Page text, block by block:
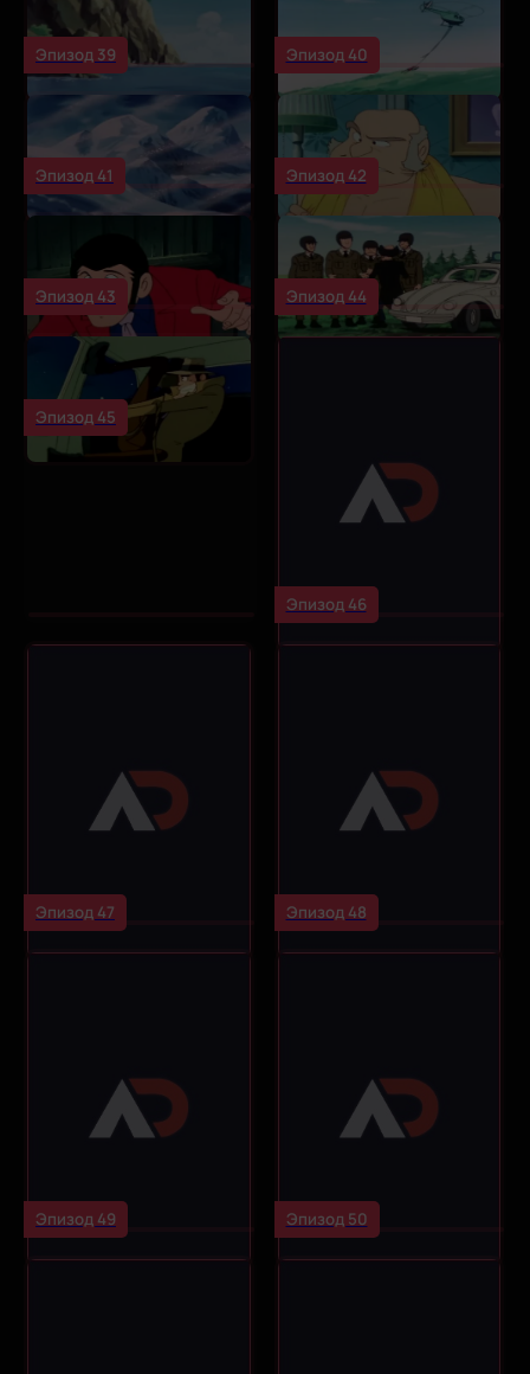
Эпизод 39 Эпизод 40
Эпизод 41 Эпизод 42
Эпизод 43 Эпизод 44
Эпизод 45
Эпизод 46
Эпизод 47 Эпизод 48
Эпизод 49 Эпизод 50